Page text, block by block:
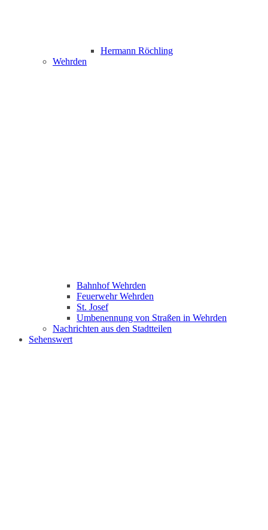
Hermann Röchling
Wehrden
Bahnhof Wehrden
Feuerwehr Wehrden
St. Josef
Umbenennung von Straßen in Wehrden
Nachrichten aus den Stadtteilen
Sehenswert